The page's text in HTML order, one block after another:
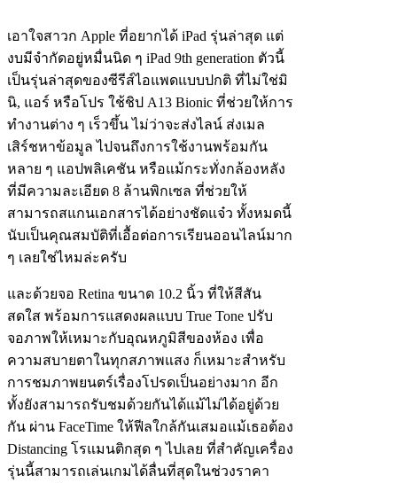
เอาใจสาวก Apple ที่อยากได้ iPad รุ่นล่าสุด แต่
งบมีจำกัดอยู่หมื่นนิด ๆ iPad 9th generation ตัวนี้
เป็นรุ่นล่าสุดของซีรีส์ไอแพดแบบปกติ ที่ไม่ใช่มิ
นิ, แอร์ หรือโปร ใช้ชิป A13 Bionic ที่ช่วยให้การ
ทำงานต่าง ๆ เร็วขึ้น ไม่ว่าจะส่งไลน์ ส่งเมล
เสิร์ชหาข้อมูล ไปจนถึงการใช้งานพร้อมกัน
หลาย ๆ แอปพลิเคชัน หรือแม้กระทั่งกล้องหลัง
ที่มีความละเอียด 8 ล้านพิกเซล ที่ช่วยให้
สามารถสแกนเอกสารได้อย่างชัดแจ๋ว ทั้งหมดนี้
นับเป็นคุณสมบัติที่เอื้อต่อการเรียนออนไลน์มาก
ๆ เลยใช่ไหมล่ะครับ
และด้วยจอ Retina ขนาด 10.2 นิ้ว ที่ให้สีสัน
สดใส พร้อมการแสดงผลแบบ True Tone ปรับ
จอภาพให้เหมาะกับอุณหภูมิสีของห้อง เพื่อ
ความสบายตาในทุกสภาพแสง ก็เหมาะสำหรับ
การชมภาพยนตร์เรื่องโปรดเป็นอย่างมาก อีก
ทั้งยังสามารถรับชมด้วยกันได้แม้ไม่ได้อยู่ด้วย
กัน ผ่าน FaceTime ให้ฟีลใกล้กันเสมอแม้เธอต้อง
Distancing โรแมนติกสุด ๆ ไปเลย ที่สำคัญเครื่อง
รุ่นนี้สามารถเล่นเกมได้ลื่นที่สุดในช่วงราคา